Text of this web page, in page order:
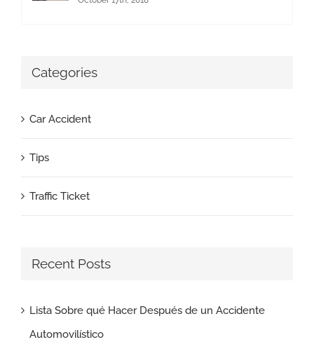
Categories
Car Accident
Tips
Traffic Ticket
Recent Posts
Lista Sobre qué Hacer Después de un Accidente
Automovilístico